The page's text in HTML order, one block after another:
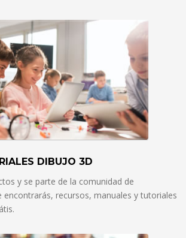
DIBUJO 3D
y se parte de la comunidad de
encontrarás, recursos, manuales y tutoriales